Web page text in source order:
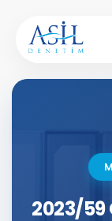
2023/59